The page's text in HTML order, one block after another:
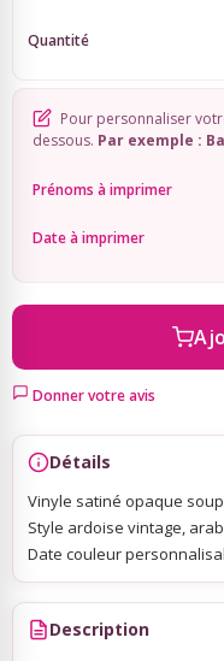
Rubans Tulle
Scrapbooking,
Quantité
Pour personnaliser
dessous. Par exemple :
Prénoms à imprimer
Date à imprimer
Donner votre avis
Détails
Vinyle satiné opaque
Style ardoise vintage,
Date couleur
Description